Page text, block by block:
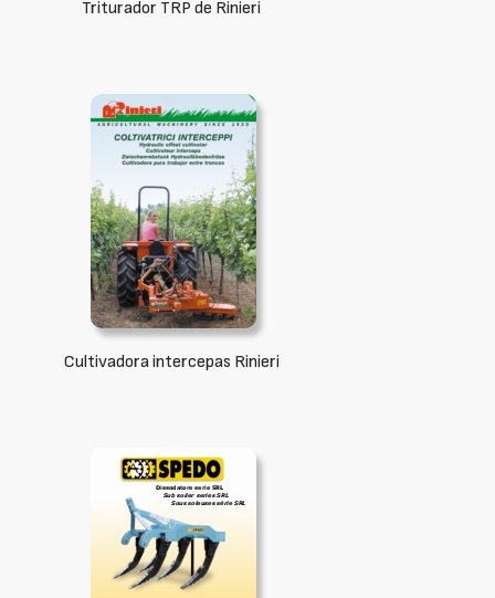
Triturador TRP de Rinieri
Cultivadora intercepas Rinieri